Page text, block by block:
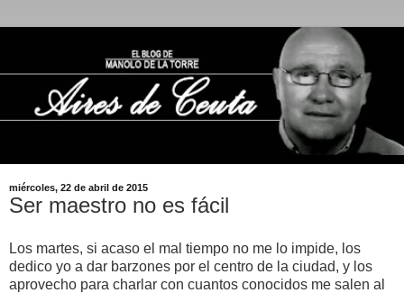
miércoles, 22 de abril de 2015
Ser maestro no es fácil
Los martes, si acaso el mal tiempo no me lo impide, los
dedico yo a dar barzones por el centro de la ciudad, y los
aprovecho para charlar con cuantos conocidos me salen al